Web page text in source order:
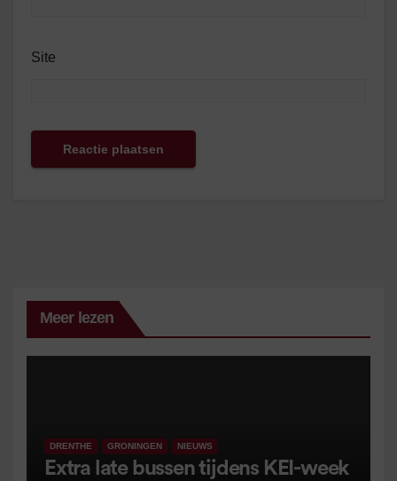
Site
Meer lezen
DRENTHE GRONINGEN NIEUWS
Extra late bussen tijdens KEI-week